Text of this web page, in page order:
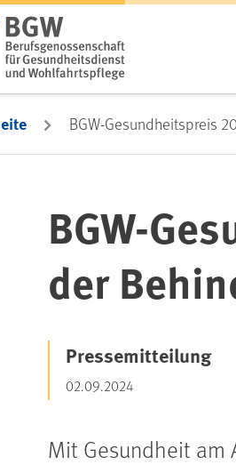
springen
BGW-Gesundheitspreis
BGW-
der
Pressemitteilung
02.09.2024
Mit Gesundheit am